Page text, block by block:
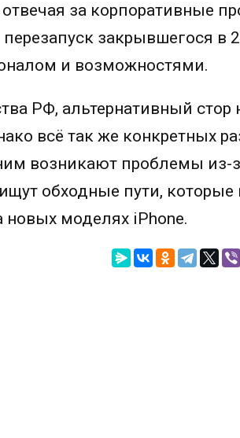
за корпоративные
закрывшегося в
и возможностями.
РФ, альтернативный стор
всё так же конкретных
возникают проблемы из-
обходные пути, которые
новых моделях iPhone.